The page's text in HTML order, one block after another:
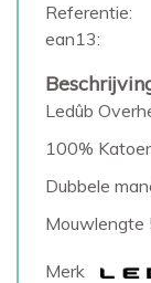
Referentie:
ean13:
Ledûb
100%
Dubbele
Mouwlengte
Merk